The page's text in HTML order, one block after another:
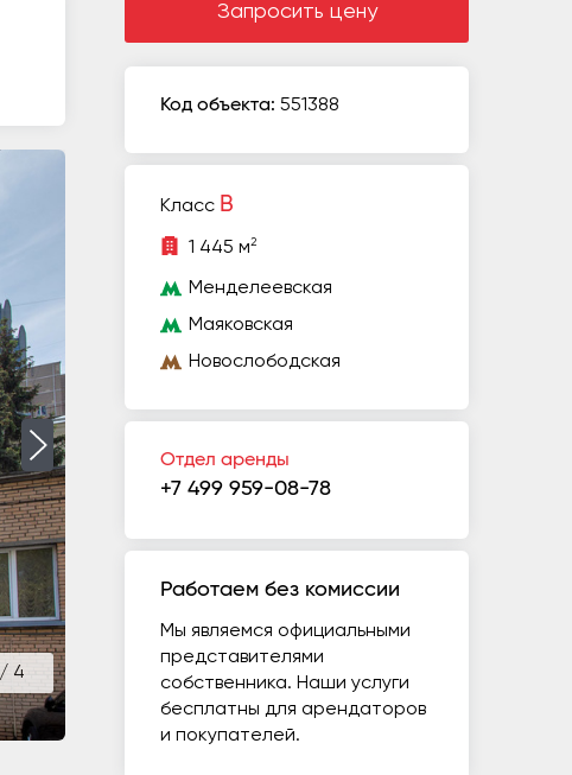
/ 4
Запросить цену
Код объекта: 551388
Класс B
1 445 м2
Менделеевская
Маяковская
Новослободская
Отдел аренды
+7 499 959-08-78
Работаем без комиссии
Мы являемся официальными
представителями
собственника. Наши услуги
бесплатны для арендаторов
и покупателей.